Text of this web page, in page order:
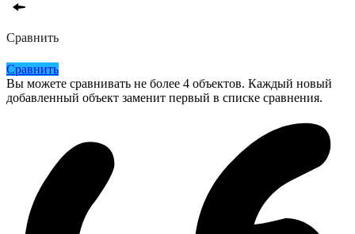
Сравнить
Сравнить
Вы можете сравнивать не более 4 объектов. Каждый новый
добавленный объект заменит первый в списке сравнения.